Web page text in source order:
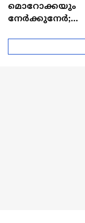
മൊറോക്കയും
നേർക്കുനേർ;
പാറുംപോരാട്ടം
1ന്